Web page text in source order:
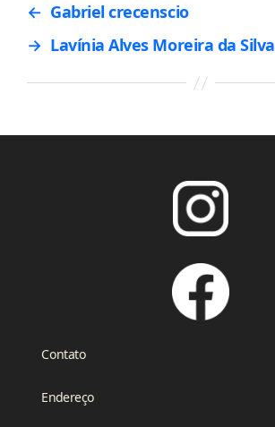
← Gabriel crecenscio
→ Lavínia Alves Moreira da Silva
Contato
Endereço